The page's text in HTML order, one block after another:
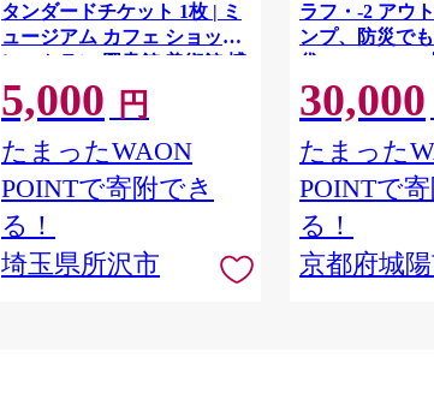
タンダードチケット 1枚 | ミ
ュージアム カフェ ショップ
レストラン 図書館 美術館 博
物館 アート 文化複合施設 文
学 角川 KADOKAWA 角川作
品 本棚 本棚劇場 漫画 マンガ
隈研吾 チケット 埼玉県 所沢
市
5,000 円
たまったWAON
POINTで寄附でき
る！
埼玉県所沢市
ラフ・-2 アウ
ンプ、防災で
袋! 72602035【
30,000
たまった
POINTで
る！
京都府城